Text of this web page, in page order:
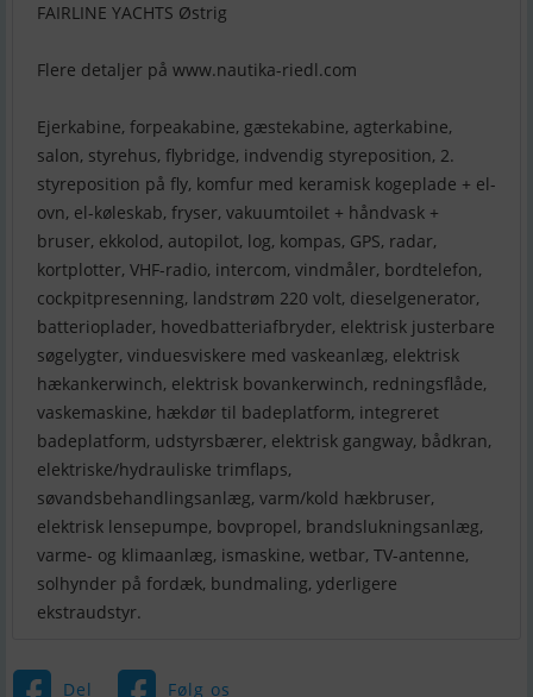
FAIRLINE YACHTS Østrig
Flere detaljer på www.nautika-riedl.com
Ejerkabine, forpeakabine, gæstekabine, agterkabine,
salon, styrehus, flybridge, indvendig styreposition, 2.
styreposition på fly, komfur med keramisk kogeplade + el-
ovn, el-køleskab, fryser, vakuumtoilet + håndvask +
bruser, ekkolod, autopilot, log, kompas, GPS, radar,
kortplotter, VHF-radio, intercom, vindmåler, bordtelefon,
cockpitpresenning, landstrøm 220 volt, dieselgenerator,
batterioplader, hovedbatteriafbryder, elektrisk justerbare
søgelygter, vinduesviskere med vaskeanlæg, elektrisk
hækankerwinch, elektrisk bovankerwinch, redningsflåde,
vaskemaskine, hækdør til badeplatform, integreret
badeplatform, udstyrsbærer, elektrisk gangway, bådkran,
elektriske/hydrauliske trimflaps,
søvandsbehandlingsanlæg, varm/kold hækbruser,
elektrisk lensepumpe, bovpropel, brandslukningsanlæg,
varme- og klimaanlæg, ismaskine, wetbar, TV-antenne,
solhynder på fordæk, bundmaling, yderligere
ekstraudstyr.
Del Følg os